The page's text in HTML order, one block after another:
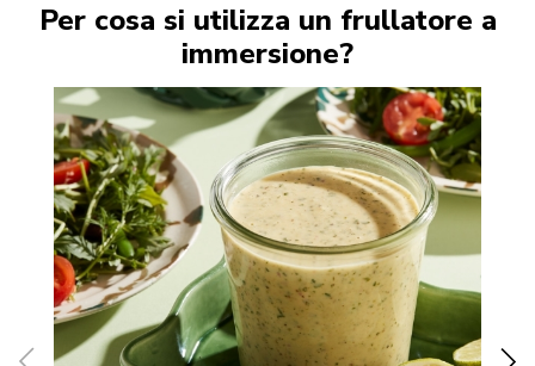
Per cosa si utilizza un frullatore a
immersione?